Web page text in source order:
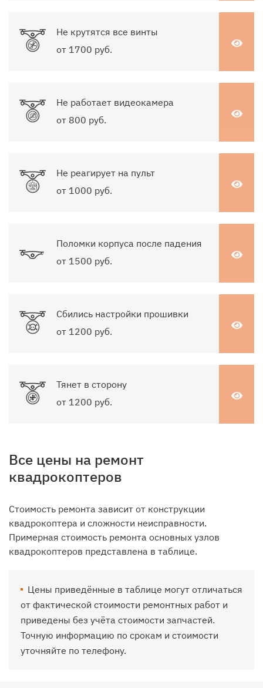
Не крутятся все винты
от 1700 руб.
Не работает видеокамера
от 800 руб.
Не реагирует на пульт
от 1000 руб.
Поломки корпуса после падения
от 1500 руб.
Сбились настройки прошивки
от 1200 руб.
Тянет в сторону
от 1200 руб.
Все цены на ремонт
квадрокоптеров
Стоимость ремонта зависит от конструкции
квадрокоптера и сложности неисправности.
Примерная стоимость ремонта основных узлов
квадрокоптеров представлена в таблице.
Цены приведённые в таблице могут отличаться
от фактической стоимости ремонтных работ и
приведены без учёта стоимости запчастей.
Точную информацию по срокам и стоимости
уточняйте по телефону.